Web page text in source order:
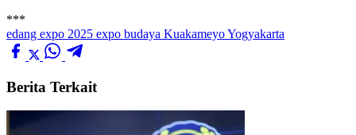
***
edang expo 2025 expo budaya KuakameyoYogyakarta
Berita Terkait